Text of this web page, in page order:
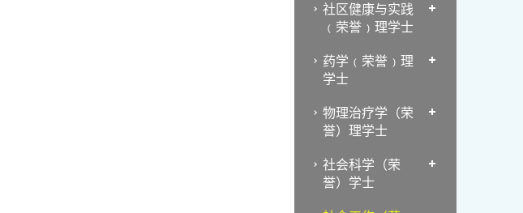
社区健康与实践
﹙荣誉﹚理学士
药学﹙荣誉﹚理
学士
物理治疗学（荣
誉）理学士
社会科学（荣
誉）学士